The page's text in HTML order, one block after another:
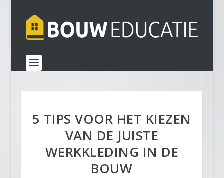
5 TIPS VOOR HET KIEZEN
VAN DE JUISTE
WERKKLEDING IN DE
BOUW